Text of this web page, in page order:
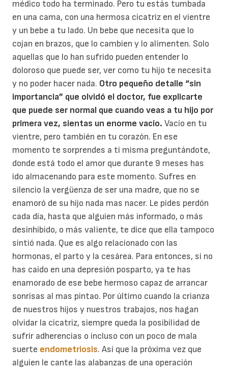
médico todo ha terminado. Pero tu estás tumbada
en una cama, con una hermosa cicatriz en el vientre
y un bebe a tu lado. Un bebe que necesita que lo
cojan en brazos, que lo cambien y lo alimenten. Solo
aquellas que lo han sufrido pueden entender lo
doloroso que puede ser, ver como tu hijo te necesita
y no poder hacer nada. Otro pequeño detalle “sin
importancia” que olvidó el doctor, fue explicarte
que puede ser normal que cuando veas a tu hijo por
primera vez, sientas un enorme vacío. Vacío en tu
vientre, pero también en tu corazón. En ese
momento te sorprendes a ti misma preguntándote,
donde está todo el amor que durante 9 meses has
ido almacenando para este momento. Sufres en
silencio la vergüenza de ser una madre, que no se
enamoró de su hijo nada mas nacer. Le pides perdón
cada día, hasta que alguien más informado, o más
desinhibido, o más valiente, te dice que ella tampoco
sintió nada. Que es algo relacionado con las
hormonas, el parto y la cesárea. Para entonces, si no
has caído en una depresión posparto, ya te has
enamorado de ese bebe hermoso capaz de arrancar
sonrisas al mas pintao. Por último cuando la crianza
de nuestros hijos y nuestros trabajos, nos hagan
olvidar la cicatriz, siempre queda la posibilidad de
sufrir adherencias o incluso con un poco de mala
suerte endometriosis. Así que la próxima vez que
alguien le cante las alabanzas de una operación